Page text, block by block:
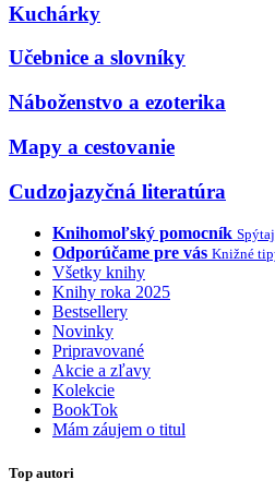
Kuchárky
Učebnice a slovníky
Náboženstvo a ezoterika
Mapy a cestovanie
Cudzojazyčná literatúra
Knihomoľský pomocník
Odporúčame pre vás Knižné
Všetky knihy
Knihy roka 2025
Bestsellery
Novinky
Pripravované
Akcie a zľavy
Kolekcie
BookTok
Mám záujem o titul
Top autori